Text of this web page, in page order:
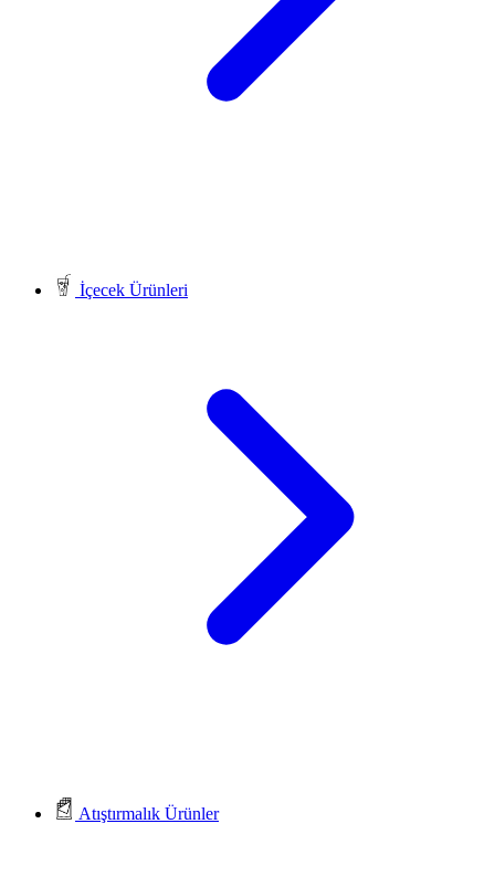
İçecek Ürünleri
Atıştırmalık Ürünler